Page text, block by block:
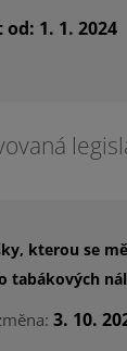
1. 1. 2024
kterou se
tabákových
3. 10.